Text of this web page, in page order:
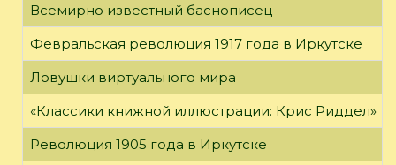
Всемирно известный баснописец
Февральская революция 1917 года в Иркутске
Ловушки виртуального мира
«Классики книжной иллюстрации: Крис Риддел»
Революция 1905 года в Иркутске